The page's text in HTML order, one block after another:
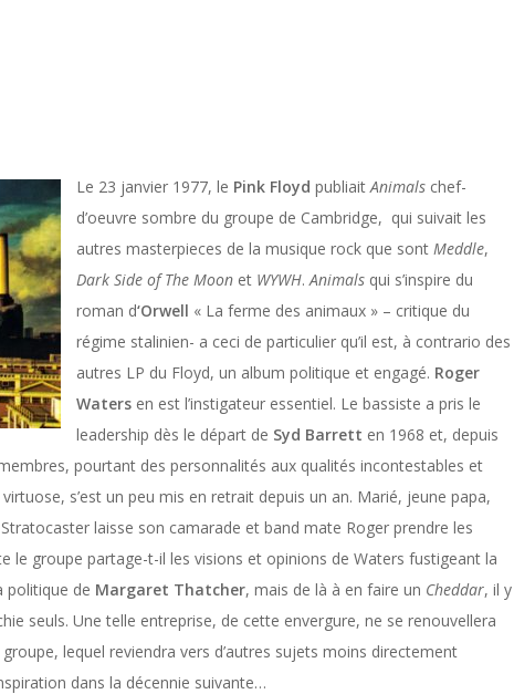
Le 23 janvier 1977, le Pink Floyd publiaitAnimals chef-
d’oeuvre sombre du groupe de Cambridge, qui suivait les
autres masterpieces de la musique rock que sont Meddle,
Dark Side of The Moon et WYWH.Animals qui s’inspire du
roman d‘Orwell « La ferme des animaux » – critique du
régime stalinien- a ceci de particulier qu’il est, à contrario des
autres LP du Floyd, un album politique et engagé. Roger
Waters en est l’instigateur essentiel. Le bassiste a pris le
leadership dès le départ de Syd Barrett en 1968 et, depuis
pourtant des personnalités aux qualités incontestables et
s’est un peu mis en retrait depuis un an. Marié, jeune papa,
laisse son camarade et band mate Roger prendre les
le groupe partage-t-il les visions et opinions de Waters fustigeant la
politique de Margaret Thatcher, mais de là à en faire un Cheddar, il y
seuls. Une telle entreprise, de cette envergure, ne se renouvellera
groupe, lequel reviendra vers d’autres sujets moins directement
dans la décennie suivante…